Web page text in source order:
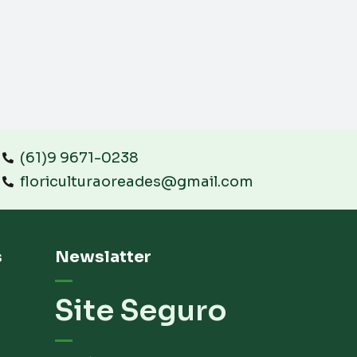
(61)9 9671-0238
floriculturaoreades@gmail.com
Newslatter
Site Seguro